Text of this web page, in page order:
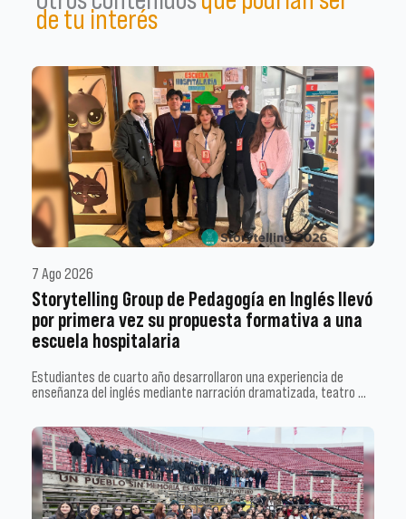
de tu interés
7 Ago 2026
Storytelling Group de Pedagogía en Inglés llevó
por primera vez su propuesta formativa a una
escuela hospitalaria
Estudiantes de cuarto año desarrollaron una experiencia de
enseñanza del inglés mediante narración dramatizada, teatro …